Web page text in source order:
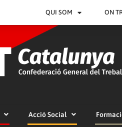
QUI SOM ON
Acció Social